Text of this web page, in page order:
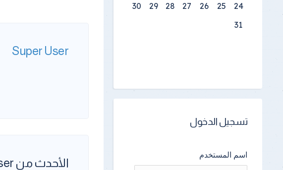
Super User
الأحدث من Super User
24
25
26
27
28
29
30
31
تسجيل الدخول
اسم المستخدم